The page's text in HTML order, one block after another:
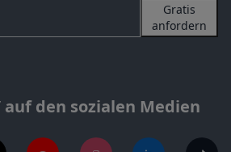
Gratis
anfordern
auf den sozialen Medien